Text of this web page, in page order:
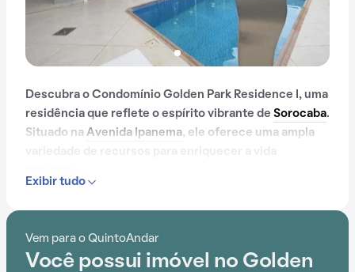
Descubra o Condomínio Golden Park Residence I, uma
residência que reflete o espírito vibrante de Sorocaba.
Situado na Avenida Ipanema, ele oferece uma ampla
Com portaria 24 horas, academia, quadra esportiva,
playground e espaço gourmet na área comum, o
Condomínio Golden Park Residence I é ideal para
Exibir tudo
Vem para o QuintoAndar
Você possui imóvel no Golden